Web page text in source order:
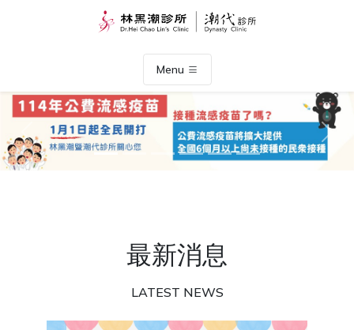
Menu
Previous
最新消息
LATEST NEWS